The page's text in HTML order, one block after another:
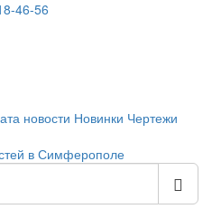
46-56
новости Новинки Чертежи